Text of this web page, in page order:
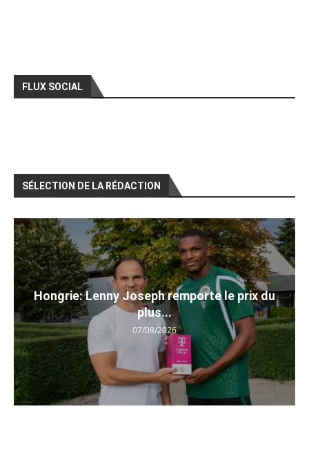
FLUX SOCIAL
SÉLECTION DE LA RÉDACTION
Hongrie: Lenny Joseph remporte le prix du
plus...
07/08/2026